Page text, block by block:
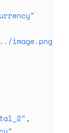
,